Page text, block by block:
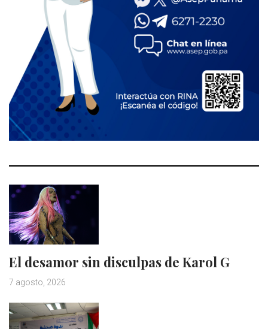
El desamor sin disculpas de Karol G
7 agosto, 2026